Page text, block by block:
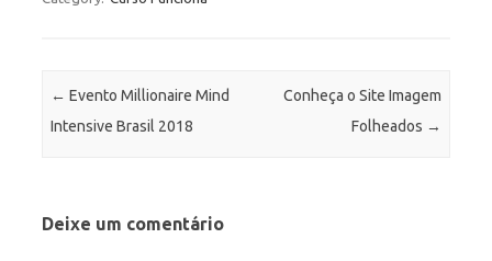
Post navigation
← Evento Millionaire Mind
Intensive Brasil 2018
Conheça o Site Imagem
Folheados →
Deixe um comentário